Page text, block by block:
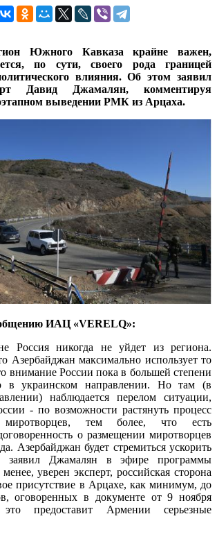
Южного Кавказа крайне важен,
по сути, своего рода границей
влияния. Об этом заявил
Давид Джамалян, комментируя
выведении РМК из Арцаха.
ИАЦ «VERELQ»:
Россия никогда не уйдет из региона.
Азербайджан максимально использует то
внимание России пока в большей степени
в украинском направлении. Но там (в
наблюдается перелом ситуации,
- по возможности растянуть процесс
тем более, что есть
о размещении миротворцев
Азербайджан будет стремиться ускорить
заявил Джамалян в эфире программы
уверен эксперт, российская сторона
присутствие в Арцахе, как минимум, до
оговоренных в документе от 9 ноября
предоставит Армении серьезные